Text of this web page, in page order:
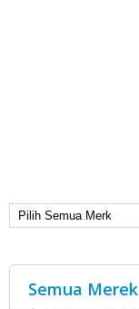
Semua Merek